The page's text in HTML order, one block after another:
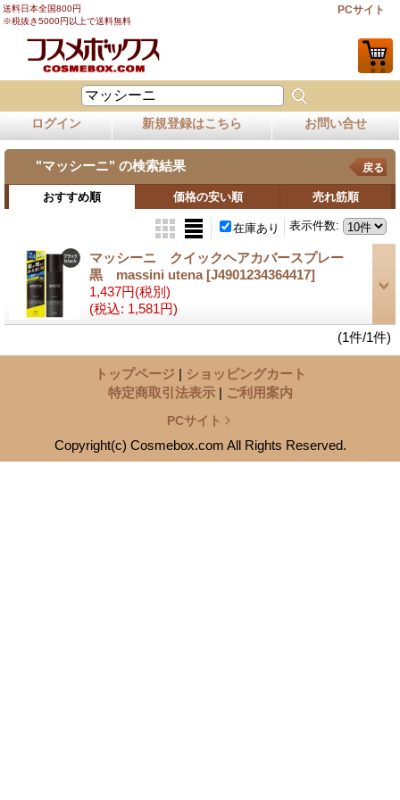
送料日本全国800円
※税抜き5000円以上で送料無料
PCサイト
ログイン 新規登録はこちら お問い合せ
"マッシーニ" の検索結果 戻る
おすすめ順 価格の安い順 売れ筋順
表示件数:
在庫あり
マッシーニ クイックヘアカバースプレー
黒 massini utena[J4901234364417]
1,437円(税別)
(税込: 1,581円)
(1件/1件)
トップページ | ショッピングカート
特定商取引法表示 | ご利用案内
PCサイト
Copyright(c) Cosmebox.com All Rights Reserved.